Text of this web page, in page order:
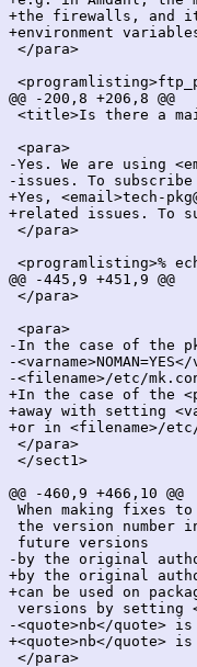
+the firewalls, and it
+environment
</para>
@@ -200,8 +206,8 @@
<title>Is there a
<para>
-Yes. We are using
-issues. To subscribe
+Yes, <email>tech-
+related issues. To
</para>
<programlisting>%
@@ -445,9 +451,9 @@
</para>
<para>
-In the case of the
-
-<filename>/etc/
+In the case of the
+away with setting
+or in <filename>/
</para>
</sect1>
@@ -460,9 +466,10 @@
When making fixes
the version number in
future versions
-by the original
+by the original
+can be used on
versions by setting
-<quote>nb</
+<quote>nb</
</para>